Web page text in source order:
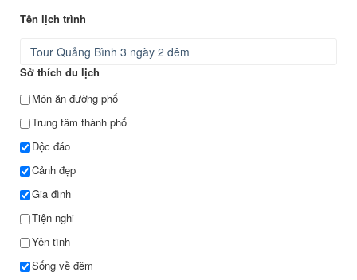
Tên lịch trình
Sở thích du lịch
Món ăn đường phố
Trung tâm thành phố
Độc đáo
Cảnh đẹp
Gia đình
Tiện nghi
Yên tĩnh
Sống về đêm